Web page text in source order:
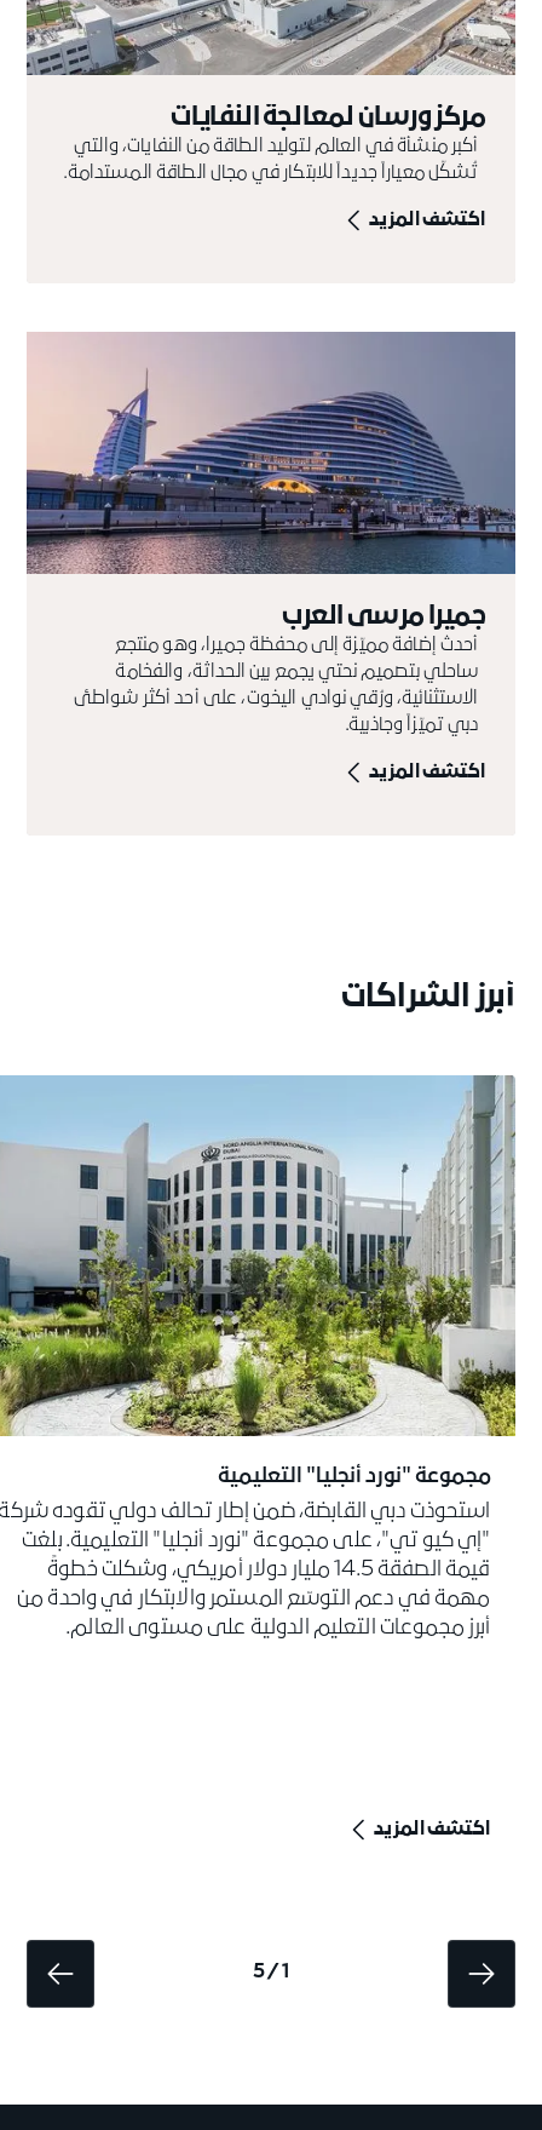
مركز ورسان لمعالجة النفايات
أكبر منشأة في العالم لتوليد الطاقة من النفايات، والتي
تُشكّل معياراً جديداً للابتكار في مجال الطاقة المستدامة.
اكتشف المزيد
جميرا مرسى العرب
أحدث إضافة مميّزة إلى محفظة جميرا، وهو منتجع
ساحلي بتصميم نحتي يجمع بين الحداثة، والفخامة
الاستثنائية، ورُقي نوادي اليخوت، على أحد أكثر شواطئ
دبي تميّزاً وجاذبية.
اكتشف المزيد
أبرز الشراكات
مجموعة "نورد أنجليا" التعليمية
استحوذت دبي القابضة، ضمن إطار تحالف دولي تقوده
"إي كيو تي"، على مجموعة "نورد أنجليا" التعليمية. بلغت
قيمة الصفقة 14.5 مليار دولار أمريكي، وشكلت خطوةً
مهمة في دعم التوسّع المستمر والابتكار في واحدة من
أبرز مجموعات التعليم الدولية على مستوى العالم.
اكتشف المزيد
1 / 5